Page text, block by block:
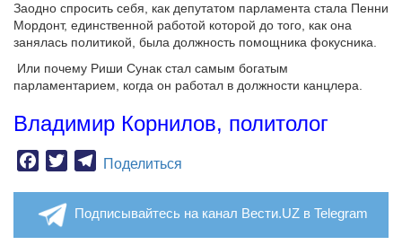
Заодно спросить себя, как депутатом парламента стала Пенни
Мордонт, единственной работой которой до того, как она
занялась политикой, была должность помощника фокусника.
Или почему Риши Сунак стал самым богатым
парламентарием, когда он работал в должности канцлера.
Владимир Корнилов, политолог
Facebook
TwitterTelegram
Поделиться
Подписывайтесь на канал Вести.UZ в Telegram